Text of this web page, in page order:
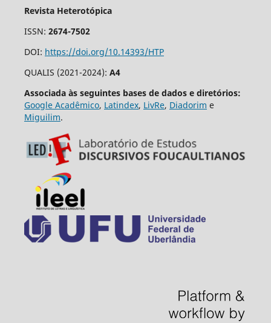
Revista Heterotópica
ISSN: 2674-7502
DOI: https://doi.org/10.14393/HTP
QUALIS (2021-2024): A4
Associada às seguintes bases de dados e diretórios:
Google Acadêmico, Latindex, LivRe, Diadorim e
Miguilim.